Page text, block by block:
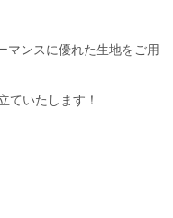
マンスに優れた生地をご用
ていたします！